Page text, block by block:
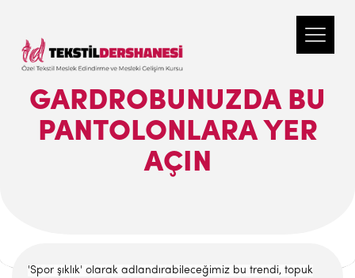
GARDROBUNUZDA BU
PANTOLONLARA YER
AÇIN
'Spor şıklık' olarak adlandırabileceğimiz bu trendi, topuk